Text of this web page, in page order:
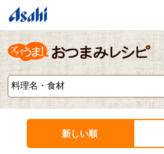
新しい順